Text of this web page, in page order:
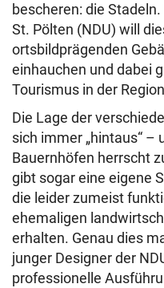
bescheren: die
St. Pölten (NDU) will
ortsbildprägenden
einhauchen und dabei
Tourismus in der
Die Lage der
sich immer „hintaus“ –
Bauernhöfen herrscht
gibt sogar eine eigene
die leider zumeist
ehemaligen
erhalten. Genau dies
junger Designer der
professionelle